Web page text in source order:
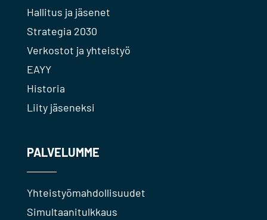
Hallitus ja jäsenet
Strategia 2030
Verkostot ja yhteistyö
EAYY
Historia
Liity jäseneksi
PALVELUMME
Yhteistyömahdollisuudet
Simultaanitulkkaus